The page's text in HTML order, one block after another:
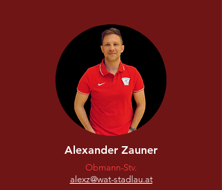
Alexander Zauner
Obmann-Stv.
alexz@wat-stadlau.at